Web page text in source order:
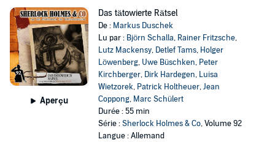
Aperçu
Das tätowierte Rätsel
De : Markus Duschek
Lu par : Björn Schalla, Rainer Fritzsche,
Lutz Mackensy, Detlef Tams, Holger
Löwenberg, Uwe Büschken, Peter
Kirchberger, Dirk Hardegen, Luisa
Wietzorek, Patrick Holtheuer,Jean
Coppong, Marc Schülert
Durée : 55 min
Série :Sherlock Holmes & Co, Volume 92
Langue : Allemand